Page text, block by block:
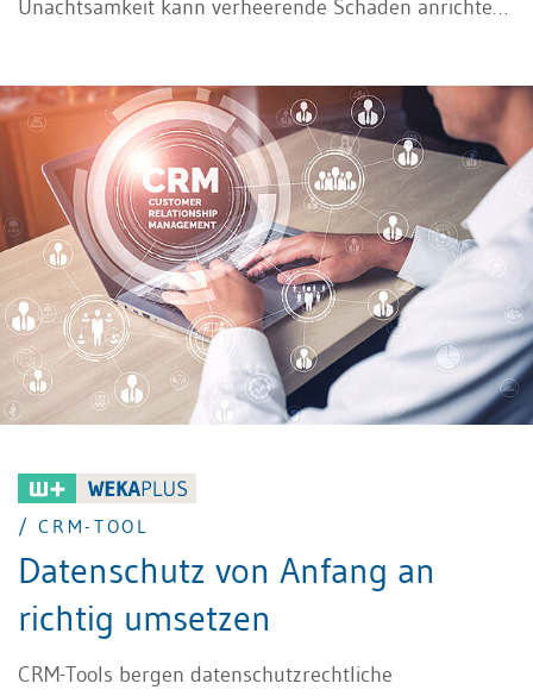
Unachtsamkeit kann verheerende Schäden anrichten
diesen Risiken kann nicht auf eine rein technische
Herausforderung reduziert werden. Es ist ein
ganzheitlicher Ansatz erforderlich.
/ CRM-TOOL
Datenschutz von Anfang an
richtig umsetzen
CRM-Tools bergen datenschutzrechtliche